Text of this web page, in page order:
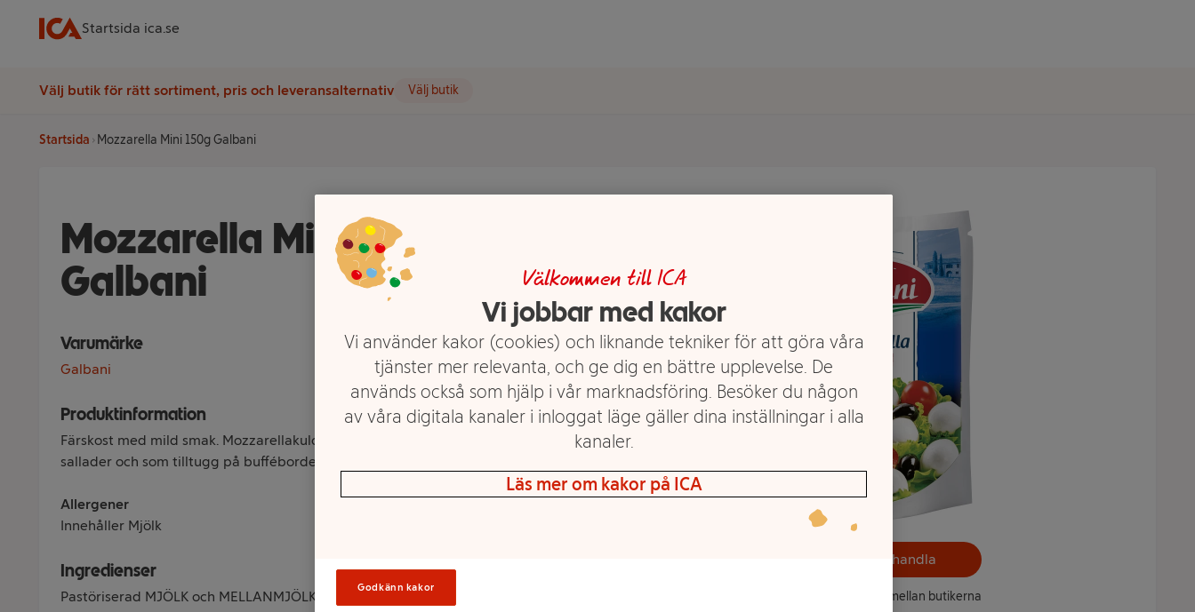
Startsida ica.se
Välj butik för rätt sortiment, pris och leveransalternativ Välj butik
Startsida Mozzarella Mini 150g Galbani
Mozzarella Mini 150g
Galbani
Varumärke
Galbani
Produktinformation
Färskost med mild smak. Mozzarellakulorna passar till panering och fritering, i
sallader och som tilltugg på buffébordet.
Allergener
Innehåller Mjölk
Ingredienser
Pastöriserad MJÖLK och MELLANMJÖLK (IT), salt, ystenzym, surhetsreglerande
Välj butik och handla
Sortimentet kan variera mellan butikerna
Välkommen till ICA
Vi jobbar med kakor
Vi använder kakor (cookies) och liknande tekniker för att göra våra
tjänster mer relevanta, och ge dig en bättre upplevelse. De
används också som hjälp i vår marknadsföring. Besöker du någon
av våra digitala kanaler i inloggat läge gäller dina inställningar i alla
kanaler.
Läs mer om kakor på ICA
Godkänn kakor